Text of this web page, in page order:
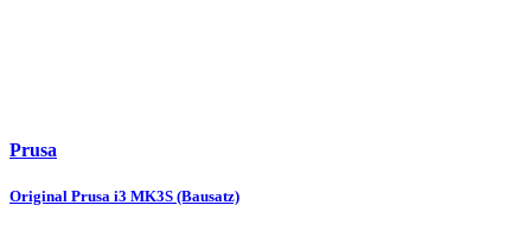
Prusa
Original Prusa i3 MK3S (Bausatz)